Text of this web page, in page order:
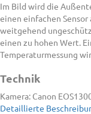
Im Bild wird die
einen einfachen Sensor
weitgehend
einen zu hohen Wert.
Temperaturmessung
Technik
Kamera: Canon
Detaillierte